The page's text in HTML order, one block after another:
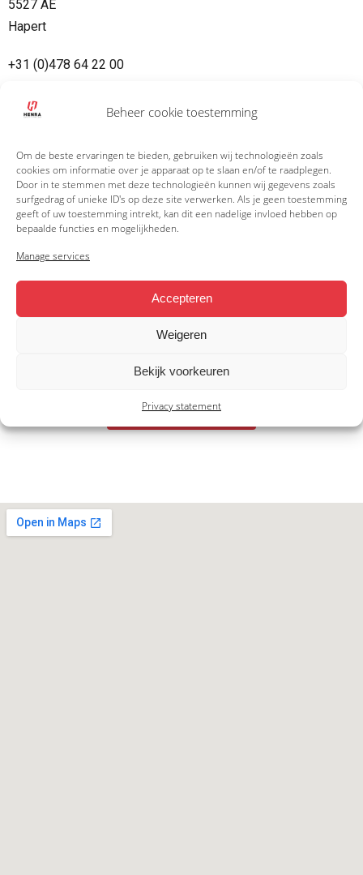
Beheer cookie toestemming
Om de beste ervaringen te bieden, gebruiken wij technologieën zoals
cookies om informatie over je apparaat op te slaan en/of te raadplegen.
Door in te stemmen met deze technologieën kunnen wij gegevens zoals
surfgedrag of unieke ID's op deze site verwerken. Als je geen toestemming
geeft of uw toestemming intrekt, kan dit een nadelige invloed hebben op
bepaalde functies en mogelijkheden.
Manage services
Accepteren
Weigeren
Bekijk voorkeuren
Privacy statement
5527 AE
Hapert
+31 (0)478 64 22 00
info@henra.nl
Can I order directly from Henra?
Where can I buy a Henra?
Download
Download
Warranty Booklet EN